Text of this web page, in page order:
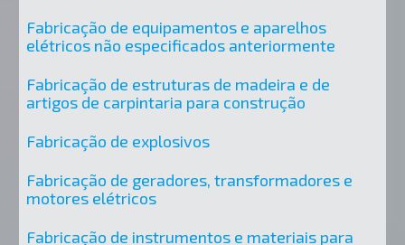
Fabricação de equipamentos e aparelhos
elétricos não especificados anteriormente
Fabricação de estruturas de madeira e de
artigos de carpintaria para construção
Fabricação de explosivos
Fabricação de geradores, transformadores e
motores elétricos
Fabricação de instrumentos e materiais para